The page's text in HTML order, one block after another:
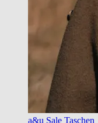
a&u Sale Taschen